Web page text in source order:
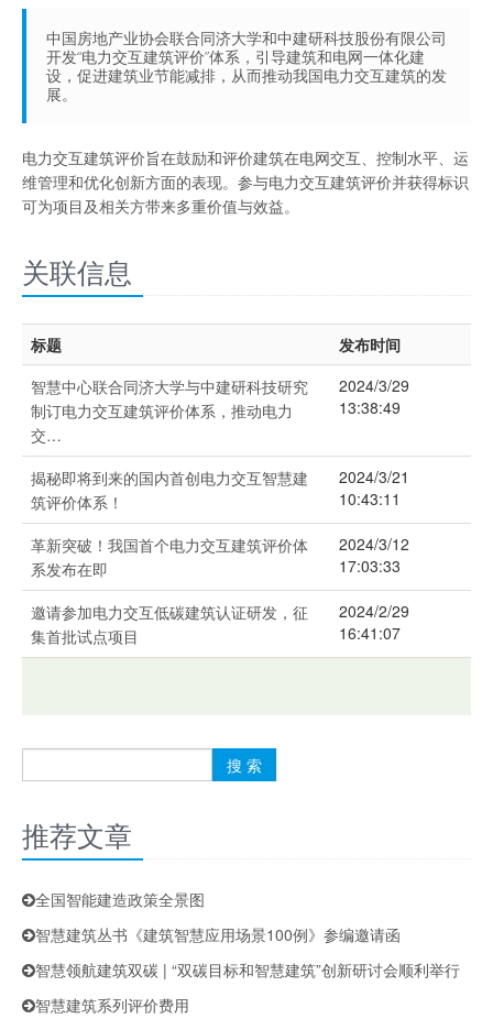
中国房地产业协会联合同济大学和中建研科技股份有限公司
开发“电力交互建筑评价”体系，引导建筑和电网一体化建
设，促进建筑业节能减排，从而推动我国电力交互建筑的发
展。
电力交互建筑评价旨在鼓励和评价建筑在电网交互、控制水平、运
维管理和优化创新方面的表现。参与电力交互建筑评价并获得标识
可为项目及相关方带来多重价值与效益。
关联信息
标题
发布时间
智慧中心联合同济大学与中建研科技研究
制订电力交互建筑评价体系，推动电力
交…
2024/3/29
13:38:49
揭秘即将到来的国内首创电力交互智慧建
筑评价体系！
2024/3/21
10:43:11
革新突破！我国首个电力交互建筑评价体
系发布在即
2024/3/12
17:03:33
邀请参加电力交互低碳建筑认证研发，征
集首批试点项目
2024/2/29
16:41:07
推荐文章
全国智能建造政策全景图
智慧建筑丛书《建筑智慧应用场景100例》参编邀请函
智慧领航建筑双碳 | “双碳目标和智慧建筑”创新研讨会顺利举行
智慧建筑系列评价费用